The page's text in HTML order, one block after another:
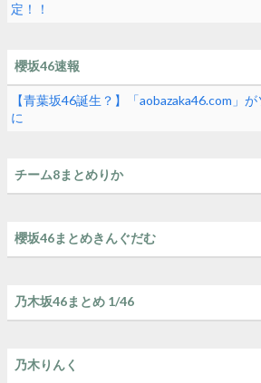
定！！
櫻坂46速報
【青葉坂46誕生？】「aobazaka46.com」
に
チーム8まとめりか
櫻坂46まとめきんぐだむ
乃木坂46まとめ 1/46
乃木りんく